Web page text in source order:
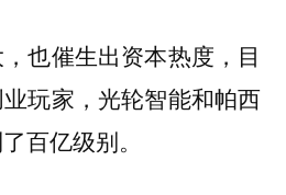
也催生出资本热度，目
玩家，光轮智能和帕西
百亿级别。